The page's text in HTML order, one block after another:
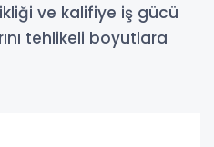
ve kalifiye iş gücü
tehlikeli boyutlara